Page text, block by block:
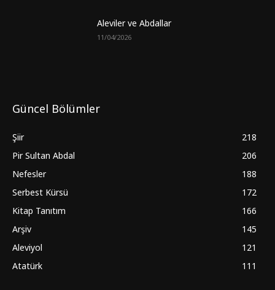
Aleviler ve Abdallar
11/04/2026
Güncel Bölümler
Şiir
218
Pir Sultan Abdal
206
Nefesler
188
Serbest Kürsü
172
Kitap Tanıtım
166
Arşiv
145
Aleviyol
121
Atatürk
111